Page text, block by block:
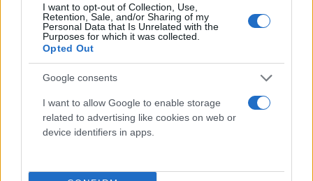
I want to opt-out of Collection, Use,
Retention, Sale, and/or Sharing of my
Personal Data that Is Unrelated with the
Purposes for which it was collected.
Opted Out
Google consents
I want to allow Google to enable storage
related to advertising like cookies on web or
device identifiers in apps.